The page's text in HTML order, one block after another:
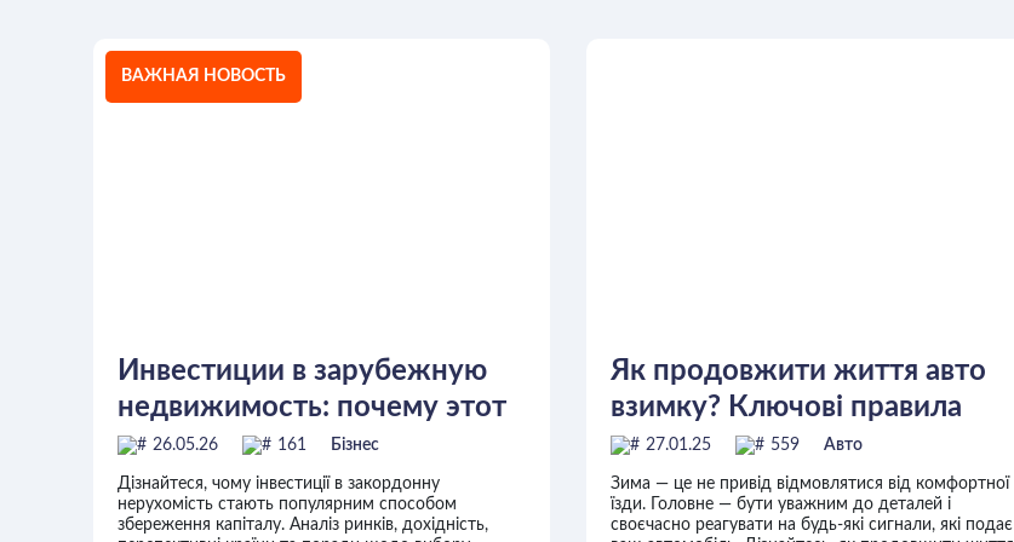
ВАЖНАЯ НОВОСТЬ
Инвестиции в зарубежную
недвижимость: почему этот
способ сохранения капитала
26.05.26 161 Бізнес
Дізнайтеся, чому інвестиції в закордонну
нерухомість стають популярним способом
збереження капіталу. Аналіз ринків, дохідність,
Як продовжити життя авто
взимку? Ключові правила
для кожного водія
27.01.25 559 Авто
Зима — це не привід відмовлятися від комфортної
їзди. Головне — бути уважним до деталей і
своєчасно реагувати на будь-які сигнали, які подає